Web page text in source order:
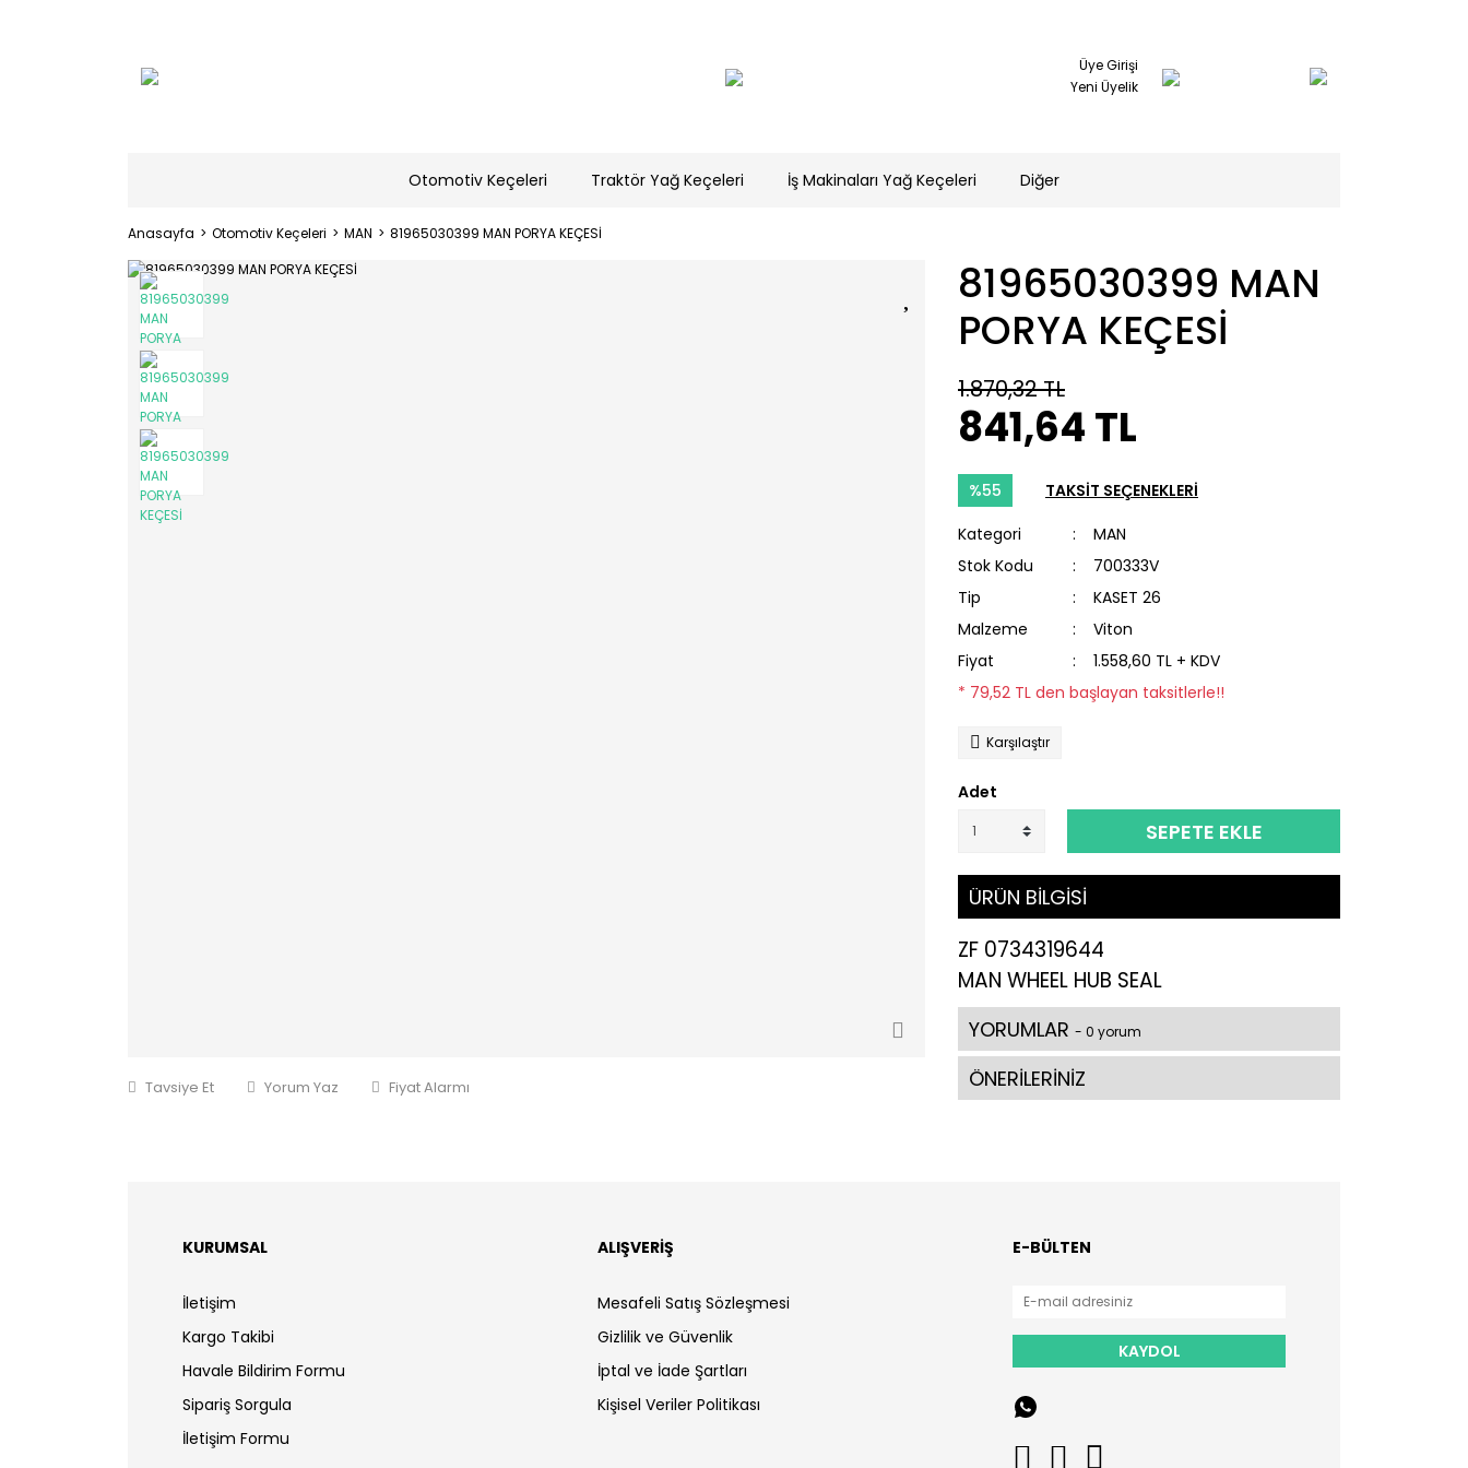
Üye Girişi
Yeni Üyelik
Otomotiv Keçeleri Traktör Yağ Keçeleri İş Makinaları Yağ Keçeleri Diğer
Anasayfa Otomotiv Keçeleri MAN 81965030399 MAN PORYA KEÇESİ
Tavsiye Et Yorum Yaz Fiyat Alarmı
81965030399 MAN
PORYA KEÇESİ
1.870,32 TL
841,64 TL
%55 TAKSİT SEÇENEKLERİ
Kategori
MAN
Stok Kodu
700333V
Tip
KASET 26
Malzeme
Viton
Fiyat
1.558,60 TL + KDV
* 79,52 TL den başlayan taksitlerle!!
Karşılaştır
Adet
SEPETE EKLE
ÜRÜN BİLGİSİ
ZF 0734319644
MAN WHEEL HUB SEAL
YORUMLAR - 0 yorum
ÖNERİLERİNİZ
KURUMSAL
İletişim
Kargo Takibi
Havale Bildirim Formu
Sipariş Sorgula
İletişim Formu
ALIŞVERİŞ
Mesafeli Satış Sözleşmesi
Gizlilik ve Güvenlik
İptal ve İade Şartları
Kişisel Veriler Politikası
E-BÜLTEN
KAYDOL